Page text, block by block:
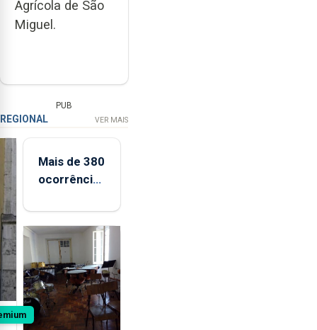
Agrícola de São
Miguel.
PUB
REGIONAL VER MAIS
Mais de 380
ocorrências
de apanha
ilegal de
lapas entre
2022 e
2026